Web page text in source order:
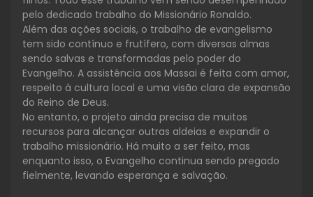
pelo dedicado trabalho do Missionário Ronaldo.
Além das ações sociais, o trabalho de evangelismo
tem sido contínuo e frutífero, com diversas almas
sendo salvas e transformadas pelo poder do
Evangelho. A assistência aos Massai é feita com amor,
respeito à cultura local e uma visão clara de expansão
do Reino de Deus.
No entanto, o projeto ainda precisa de muitos
recursos para alcançar outras aldeias e expandir o
trabalho missionário. Há muito a ser feito, mas
enquanto isso, o Evangelho continua sendo pregado
fielmente, levando esperança e salvação.